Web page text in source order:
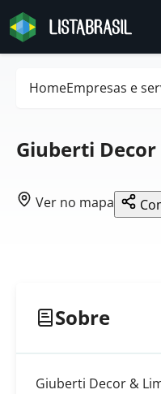
HomeEmpresas e
Giuberti
Ver no mapa
Sobre
Giuberti Decor &